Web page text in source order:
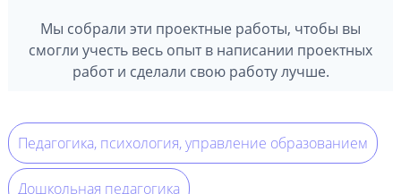
Мы собрали эти проектные работы, чтобы вы
смогли учесть весь опыт в написании проектных
работ и сделали свою работу лучше.
Педагогика, психология, управление образованием
Дошкольная педагогика